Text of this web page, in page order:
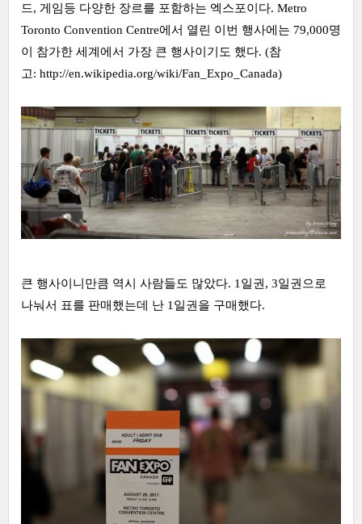
드, 게임등 다양한 장르를 포함하는 엑스포이다. Metro
Toronto Convention Centre에서 열린 이번 행사에는 79,000명
이 참가한 세계에서 가장 큰 행사이기도 했다. (참
고: http://en.wikipedia.org/wiki/Fan_Expo_Canada)
큰 행사이니만큼 역시 사람들도 많았다. 1일권, 3일권으로
나눠서 표를 판매했는데 난 1일권을 구매했다.